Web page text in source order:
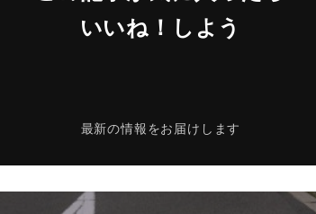
いいね！しよう
最新の情報をお届けします